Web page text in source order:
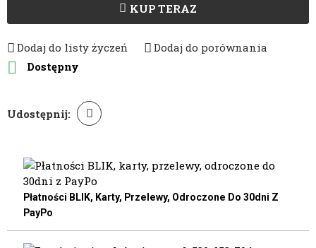
KUP TERAZ
Dodaj do listy życzeń Dodaj do porównania
 Dostępny
Udostępnij:
Płatności BLIK, Karty, Przelewy, Odroczone Do 30dni Z
PayPo